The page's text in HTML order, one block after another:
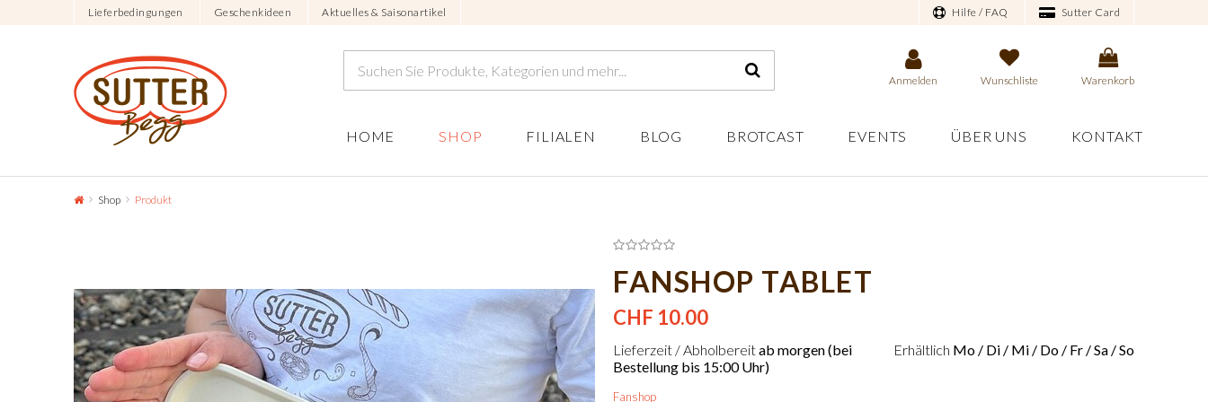
Lieferbedingungen Geschenkideen Aktuelles & Saisonartikel Hilfe / FAQ Sutter Card
Anmelden Wunschliste Warenkorb
HOME SHOP FILIALEN BLOG BROTCAST EVENTS ÜBER UNS KONTAKT
Shop Produkt
FANSHOP TABLET
CHF 10.00
Lieferzeit / Abholbereitab morgen (bei
Bestellung bis 15:00 Uhr)
Erhältlich Mo / Di / Mi / Do / Fr / Sa / So
Fanshop